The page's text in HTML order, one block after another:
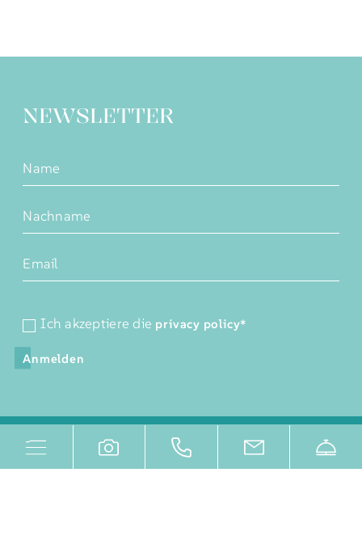
NEWSLETTER
Ich akzeptiere die privacy policy*
Anmelden